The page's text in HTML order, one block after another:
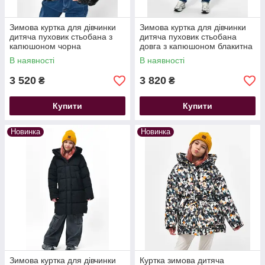
Зимова куртка для дівчинки
дитяча пуховик стьобана з
капюшоном чорна
В наявності
3 520 ₴
Купити
Зимова куртка для дівчинки
дитяча пуховик стьобана
довга з капюшоном блакитна
В наявності
3 820 ₴
Купити
Новинка
Зимова куртка для дівчинки
Новинка
Куртка зимова дитяча